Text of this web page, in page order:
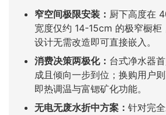
Türkçe עברית
বাংলা
한국어 Tiếng Việt
Bahasa Indonesia Bahasa Melayu
မြန်မာ ລາວ
窄空间极限安装： 厨下高度在
宽度仅约 14-15cm 的极窄橱柜
设计无需改造即可直接嵌入。
消费决策两极化： 台式净水器
成且倾向一步到位；换购用户
即热调温与富锶矿化功能。
无电无废水折中方案： 针对完